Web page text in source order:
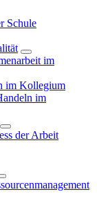
Schule
im
im Kollegium
im
der Arbeit